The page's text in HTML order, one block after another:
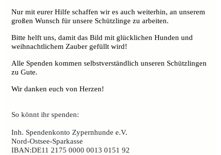
Nur mit eurer Hilfe schaffen wir es auch weiterhin, an unserem
großen Wunsch für unsere Schützlinge zu arbeiten.
Bitte helft uns, damit das Bild mit glücklichen Hunden und
weihnachtlichem Zauber gefüllt wird!
Alle Spenden kommen selbstverständlich unseren Schützlingen
zu Gute.
Wir danken euch von Herzen!
So könnt ihr spenden:
Inh. Spendenkonto Zypernhunde e.V.
Nord-Ostsee-Sparkasse
IBAN:DE11 2175 0000 0013 0151 92